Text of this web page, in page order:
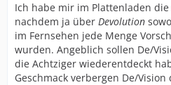
Ich habe mir im Plattenladen
nachdem ja über Devolution
im Fernsehen jede Menge
wurden. Angeblich sollen De/
die Achtziger wiederentdeckt
Geschmack verbergen De/